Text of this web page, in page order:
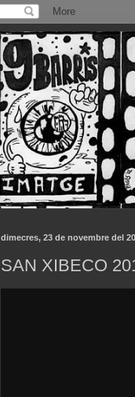
dimecres, 23 de novembre del
SAN XIBECO